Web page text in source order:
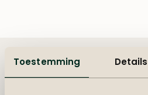
Toestemming Details
Omschrijving